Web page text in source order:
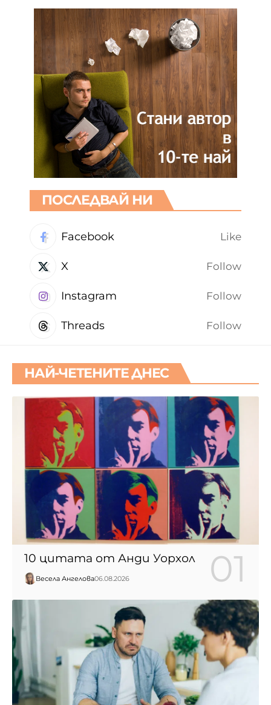
ПОСЛЕДВАЙ НИ
Facebook Like
X Follow
Instagram Follow
Threads Follow
НАЙ-ЧЕТЕНИТЕ ДНЕС
10 цитата от Анди Уорхол
Весела Ангелова06.08.2026